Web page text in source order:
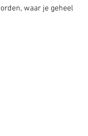
waar je geheel